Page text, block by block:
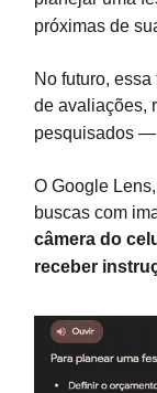
próximas de
No futuro,
de avaliações,
pesquisados —
O Google
buscas com
câmera do
receber